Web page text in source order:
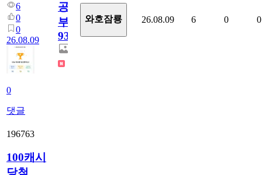
6
0
0
26.08.09
0
댓글
공
부
932
와호잠룡 26.08.09 6 0 0
196763
100캐시